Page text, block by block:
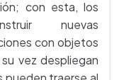
con esta, los
nuevas
con objetos
vez despliegan